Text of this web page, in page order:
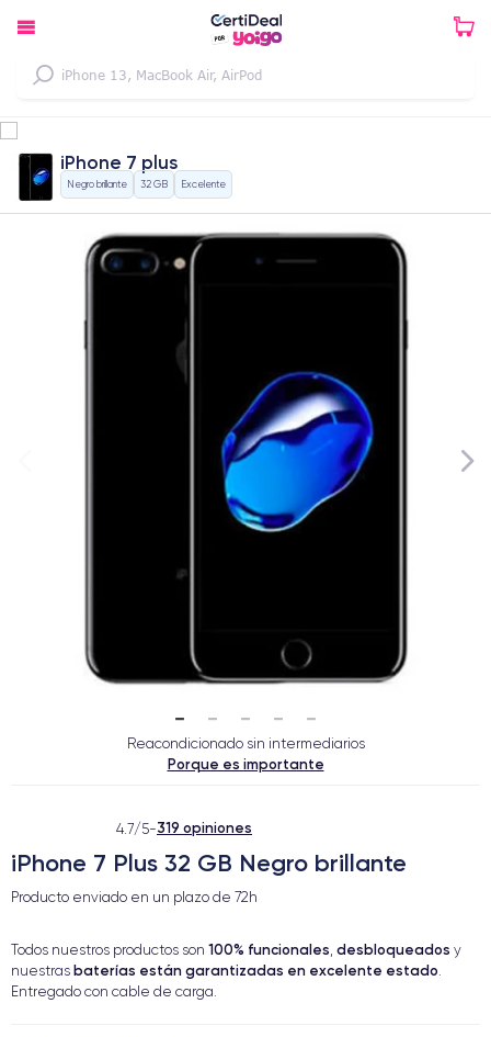
iPhone 7 plus
Negro brillante 32 GB Excelente
Reacondicionado sin intermediarios
Porque es importante
4.7/5-319 opiniones
iPhone 7 Plus 32 GB Negro brillante
Producto enviado en un plazo de 72h
Todos nuestros productos son 100% funcionales, desbloqueados y
nuestras baterías están garantizadas en excelente estado.
Entregado con cable de carga.